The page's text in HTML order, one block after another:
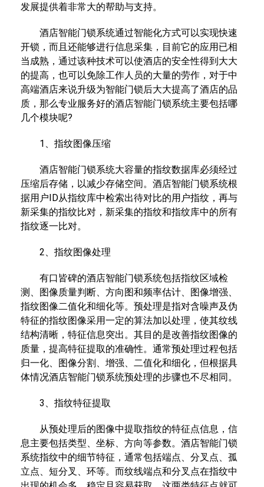
发展提供着非常大的帮助与支持。
酒店智能门锁系统通过智能化方式可以实现快速
开锁，而且还能够进行信息采集，目前它的应用已相
当成熟，通过该种技术可以使酒店的安全性得到大大
的提高，也可以免除工作人员的大量的劳作，对于中
高端酒店来说升级为智能门锁后大大提高了酒店的品
质，那么专业服务好的酒店智能门锁系统主要包括哪
几个模块呢?
1、指纹图像压缩
酒店智能门锁系统大容量的指纹数据库必须经过
压缩后存储，以减少存储空间。酒店智能门锁系统根
据用户ID从指纹库中检索出待对比的用户指纹，再与
新采集的指纹比对，新采集的指纹和指纹库中的所有
指纹逐一比对。
2、指纹图像处理
有口皆碑的酒店智能门锁系统包括指纹区域检
测、图像质量判断、方向图和频率估计、图像增强、
指纹图像二值化和细化等。预处理是指对含噪声及伪
特征的指纹图像采用一定的算法加以处理，使其纹线
结构清晰，特征信息突出。其目的是改善指纹图像的
质量，提高特征提取的准确性。通常预处理过程包括
归一化、图像分割、增强、二值化和细化，但根据具
体情况酒店智能门锁系统预处理的步骤也不尽相同。
3、指纹特征提取
从预处理后的图像中提取指纹的特征点信息，信
息主要包括类型、坐标、方向等参数。酒店智能门锁
系统指纹中的细节特征，通常包括端点、分叉点、孤
立点、短分叉、环等。而纹线端点和分叉点在指纹中